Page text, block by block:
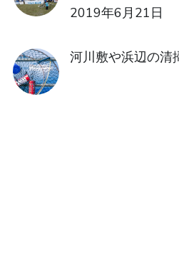
2019年6月21日
河川敷や浜辺の清